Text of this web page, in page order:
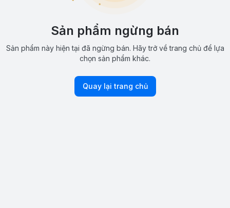
Sản phẩm ngừng bán
Sản phẩm này hiện tại đã ngừng bán. Hãy trở về trang chủ để lựa
chọn sản phẩm khác.
Quay lại trang chủ